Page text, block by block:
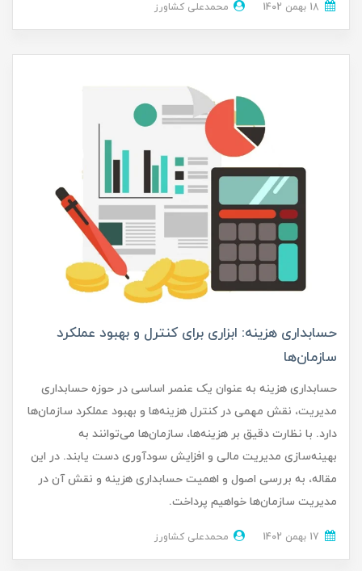
محمدعلی کشاورز
حسابداری هزینه: ابزاری برای کنترل و بهبود عملکرد
سازمان‌ها
حسابداری هزینه به عنوان یک عنصر اساسی در حوزه حسابداری
مدیریت، نقش مهمی در کنترل هزینه‌ها و بهبود عملکرد سازمان‌ها
دارد. با نظارت دقیق بر هزینه‌ها، سازمان‌ها می‌توانند به
بهینه‌سازی مدیریت مالی و افزایش سودآوری دست یابند. در این
مقاله، به بررسی اصول و اهمیت حسابداری هزینه و نقش آن در
مدیریت سازمان‌ها خواهیم پرداخت.
محمدعلی کشاورز